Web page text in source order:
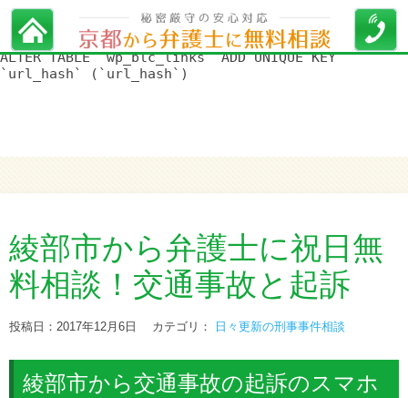
WordPress データベースエラー:[Duplicate entry '' for key
'url_hash']
ALTER TABLE `wp_blc_links` ADD UNIQUE KEY
`url_hash` (`url_hash`)
綾部市から弁護士に祝日無
料相談！交通事故と起訴
投稿日：2017年12月6日 カテゴリ： 日々更新の刑事事件相談
綾部市から交通事故の起訴のスマホ